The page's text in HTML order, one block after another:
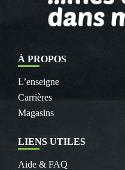
À PROPOS
L’enseigne
Carrières
Magasins
LIENS UTILES
Aide & FAQ